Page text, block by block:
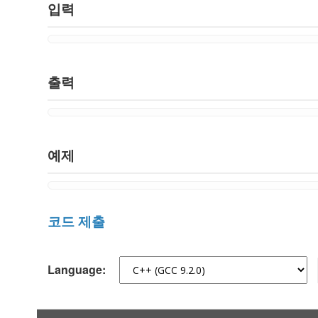
입력
출력
예제
코드 제출
Language: